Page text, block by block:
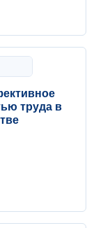
труда в